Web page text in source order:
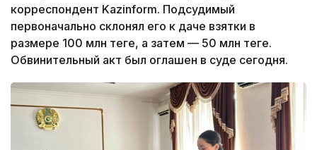
корреспондент Kazinform. Подсудимый
первоначально склонял его к даче взятки в
размере 100 млн теңге, а затем — 50 млн теңге.
Обвинительный акт был оглашен в суде сегодня.